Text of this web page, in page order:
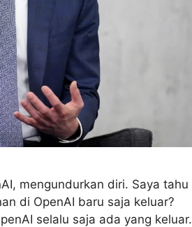
mengundurkan diri. Saya tahu
di OpenAI baru saja keluar?
selalu saja ada yang keluar.